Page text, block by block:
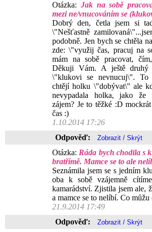
Otázka: Jak na sobě
mezi ne/vnucováním se
Dobrý den, četla jsem si
\"Nešťastně
podobně. Jen bych se chtěla
zde: \"využij čas, pracuj na
mám na sobě pracovat,
Děkuji Vám. A ještě druhý
\"klukovi se nevnucuj\". To
chtějí holku \"dobývat\" ale
nevypadala holka, jako že
zájem? Je to těžké :D
čas :)
1.10.2014 17:26
Odpověď:
Otázka: Ráda bych chodila s
bratřímě. Mamce se to ale
Seznámila jsem se s jedním
oba k sobě vzájemně
kamarádství. Zjistila jsem ale,
a mamce se to nelíbí. Co můžu
21.9.2014 17:49
Odpověď: